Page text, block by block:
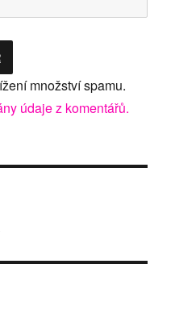
množství spamu.
údaje z komentářů.